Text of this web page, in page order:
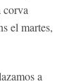
corva
el martes,
a